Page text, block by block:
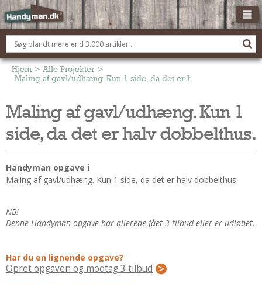
OM HANDYMAN.DK
FÅ 3 TILBUD
ANNONCERING
BOLIG KØBERÅDGIVNING
TØMRER/SNEDKER
Alt Om Køkkenet
Andet
Regler Og Love
Hjem > Alle Projekter >
Maling af gavl/udhæng. Kun 1 side, da det er halv dobbelthus.
Maling af gavl/udhæng. Kun 1
side, da det er halv dobbelthus.
Handyman opgave i
Maling af gavl/udhæng. Kun 1 side, da det er halv dobbelthus.
NB!
Denne Handyman opgave har allerede fået 3 tilbud eller er udløbet.
Har du en lignende opgave?
Opret opgaven og modtag 3 tilbud